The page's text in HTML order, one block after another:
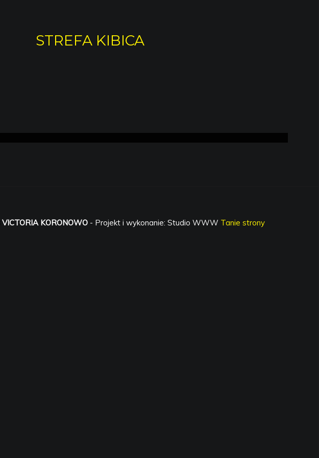
STREFA KIBICA
VICTORIA KORONOWO- Projekt i wykonanie: Studio WWW Tanie strony